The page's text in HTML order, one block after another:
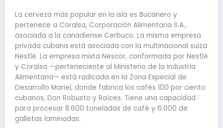
La cerveza más popular en la isla es Bucanero y
pertenece a Coralsa, Corporación Alimentaria S.A.,
asociada a la canadiense Cerbuco. La misma empresa
privada cubana está asociada con la multinacional suiza
Nestlé. La empresa mixta Nescor, conformada por Nestlé
y Coralsa —perteneciente al Ministerio de la Industria
Alimentaria— está radicada en la Zona Especial de
Desarrollo Mariel, donde fabrica los cafés 100 por ciento
cubanos, Don Robusto y Raíces. Tiene una capacidad
para procesar 8.600 toneladas de café y 6.000 de
galletas laminadas.